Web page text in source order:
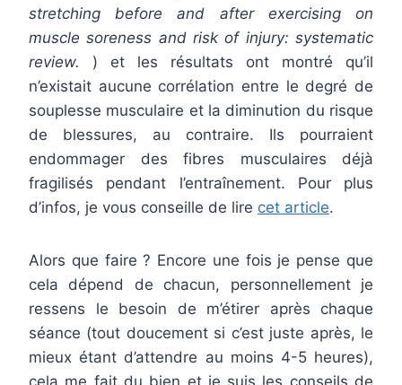
stretching before and after exercising on
muscle soreness and risk of injury: systematic
review. ) et les résultats ont montré qu’il
n’existait aucune corrélation entre le degré de
souplesse musculaire et la diminution du risque
de blessures, au contraire. Ils pourraient
endommager des fibres musculaires déjà
fragilisés pendant l’entraînement. Pour plus
d’infos, je vous conseille de lire cet article.
Alors que faire ? Encore une fois je pense que
cela dépend de chacun, personnellement je
ressens le besoin de m’étirer après chaque
séance (tout doucement si c’est juste après, le
mieux étant d’attendre au moins 4-5 heures),